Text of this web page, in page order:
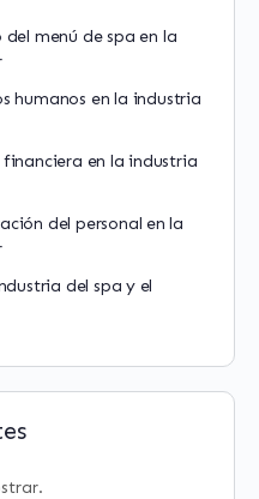
menú de spa en la
humanos en la industria
en la industria
del personal en la
del spa y el